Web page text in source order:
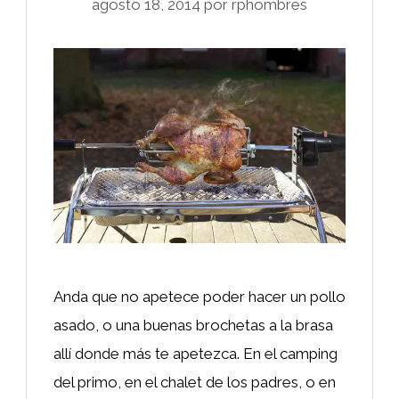
agosto 18, 2014 por rphombres
Anda que no apetece poder hacer un pollo
asado, o una buenas brochetas a la brasa
allí donde más te apetezca. En el camping
del primo, en el chalet de los padres, o en